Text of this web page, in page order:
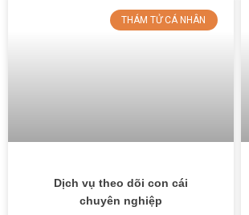
THÁM TỬ CÁ NHÂN
Dịch vụ theo dõi con cái
chuyên nghiệp